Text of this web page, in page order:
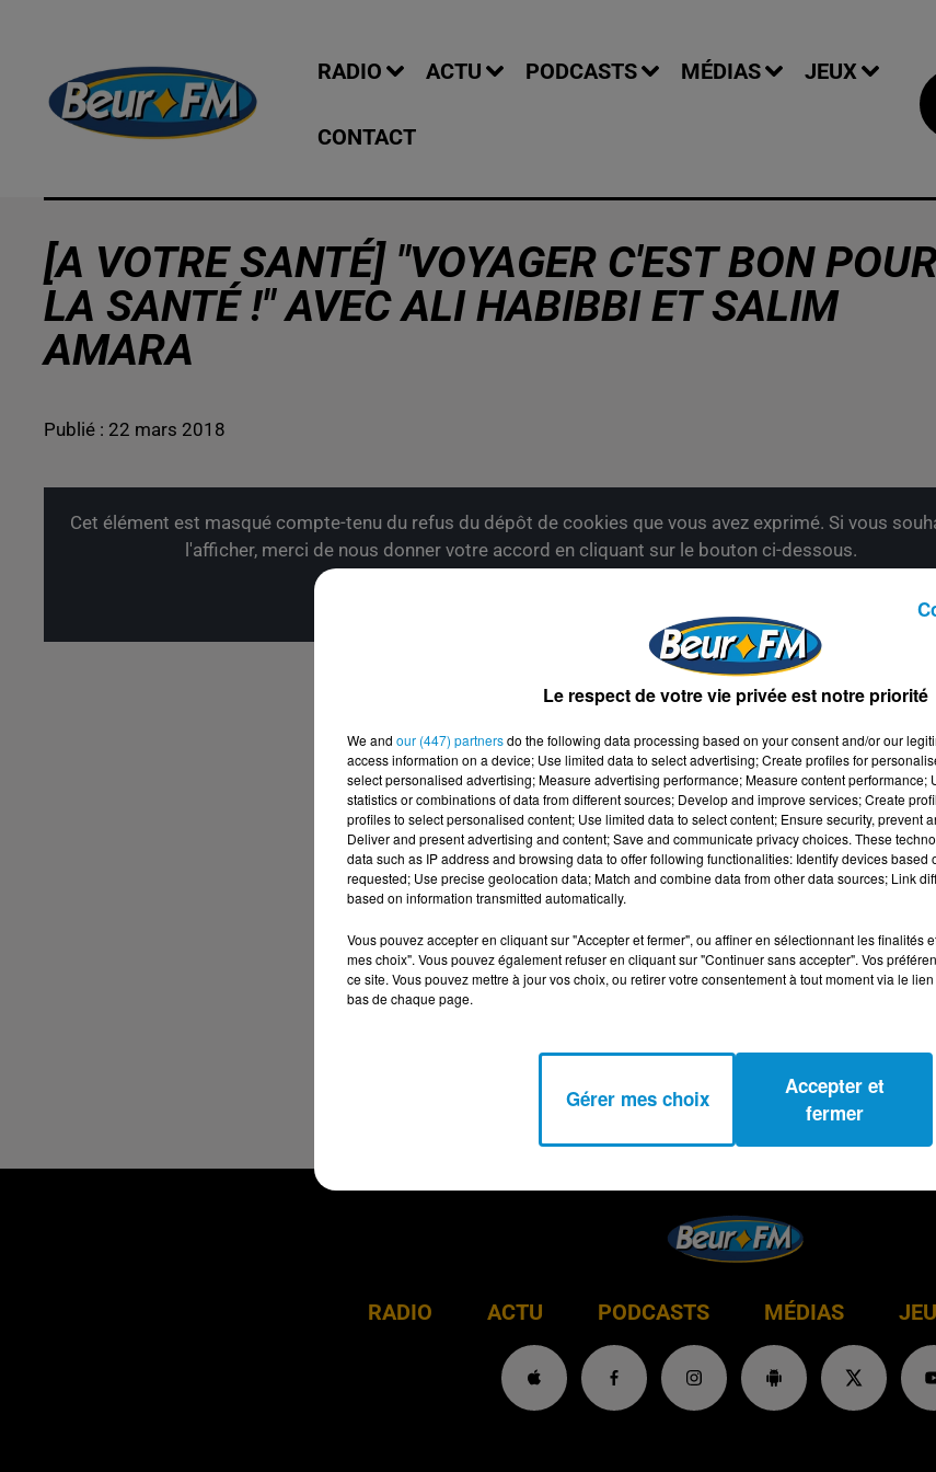
RADIO ACTU PODCASTS MÉDIAS JEUX
CONTACT
[A VOTRE SANTÉ] "VOYAGER C'EST BON
LA SANTÉ !" AVEC ALI HABIBBI ET SALIM
AMARA
Publié : 22 mars 2018
Cet élément est masqué compte-tenu du refus du dépôt de cookies que vous avez exprimé. Si vous
l'afficher, merci de nous donner votre accord en cliquant sur le bouton ci-dessous.
RADIO ACTU PODCASTS MÉDIAS
Le respect de votre vie privée est notre priorité
We and our (447) partnersdo the following data processing based on your consent and/or our
access information on a device; Use limited data to select advertising; Create profiles for
select personalised advertising; Measure advertising performance; Measure content performance;
statistics or combinations of data from different sources; Develop and improve services; Create
profiles to select personalised content; Use limited data to select content; Ensure security, prevent
Deliver and present advertising and content; Save and communicate privacy choices. These
data such as IP address and browsing data to offer following functionalities: Identify devices based
requested; Use precise geolocation data; Match and combine data from other data sources; Link
based on information transmitted automatically.
Vous pouvez accepter en cliquant sur "Accepter et fermer", ou affiner en sélectionnant les finalités
mes choix". Vous pouvez également refuser en cliquant sur "Continuer sans accepter". Vos
ce site. Vous pouvez mettre à jour vos choix, ou retirer votre consentement à tout moment via le
bas de chaque page.
Gérer mes choix
Accepter et
fermer